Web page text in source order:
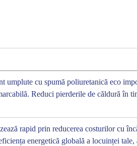
umplute cu spumă poliuretanică eco
Reduci pierderile de căldură în
rapid prin reducerea costurilor cu
energetică globală a locuinței tale,